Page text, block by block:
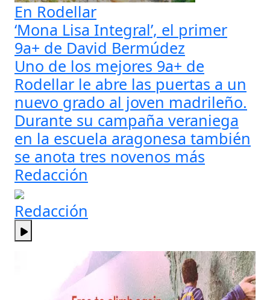
En Rodellar
‘Mona Lisa Integral’, el primer
9a+ de David Bermúdez
Uno de los mejores 9a+ de
Rodellar le abre las puertas a un
nuevo grado al joven madrileño.
Durante su campaña veraniega
en la escuela aragonesa también
se anota tres novenos más
Redacción
Redacción